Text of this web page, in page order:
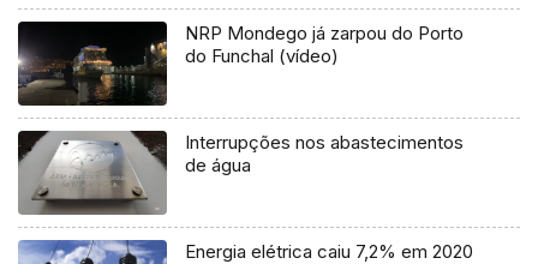
NRP Mondego já zarpou do Porto
do Funchal (vídeo)
Interrupções nos abastecimentos
de água
Energia elétrica caiu 7,2% em 2020